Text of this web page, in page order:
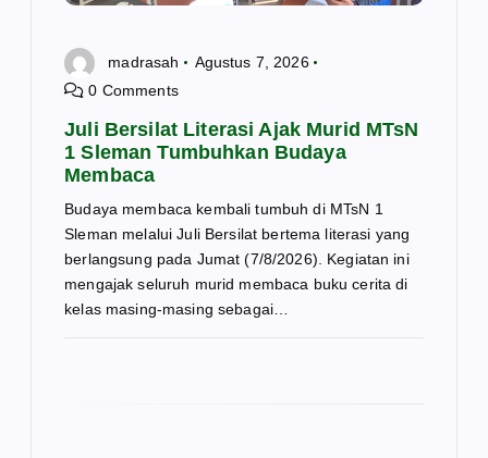
madrasah
Agustus 7, 2026
0 Comments
Juli Bersilat Literasi Ajak Murid MTsN
1 Sleman Tumbuhkan Budaya
Membaca
Budaya membaca kembali tumbuh di MTsN 1
Sleman melalui Juli Bersilat bertema literasi yang
berlangsung pada Jumat (7/8/2026). Kegiatan ini
mengajak seluruh murid membaca buku cerita di
kelas masing-masing sebagai…